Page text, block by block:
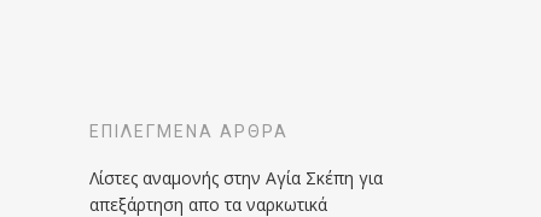
ΕΠΙΛΕΓΜΈΝΑ ΆΡΘΡΑ
Λίστες αναμονής στην Αγία Σκέπη για
απεξάρτηση απο τα ναρκωτικά